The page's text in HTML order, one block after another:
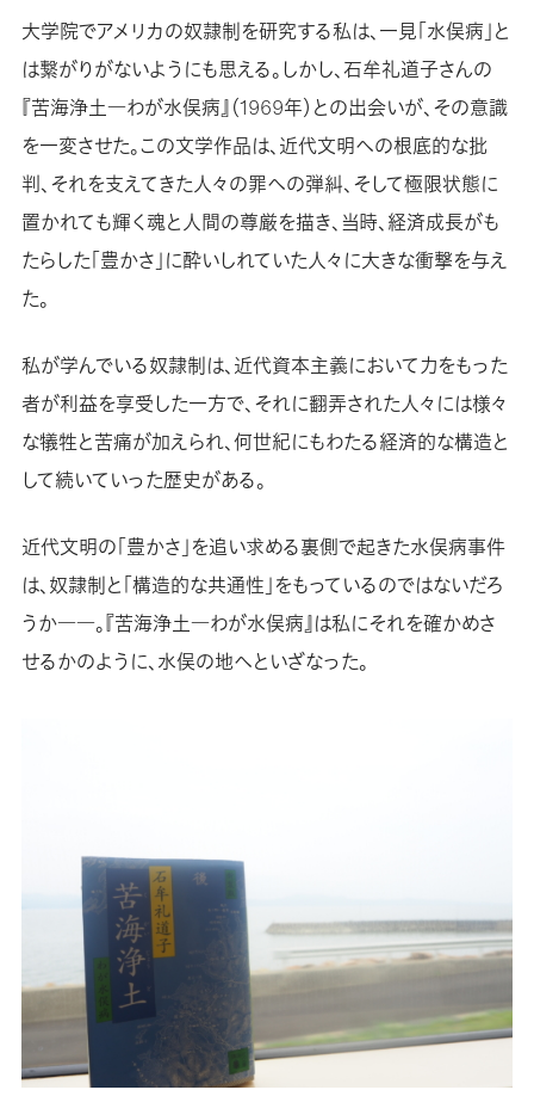
大学院でアメリカの奴隷制を研究する私は、一見「水俣病」と
は繋がりがないようにも思える。しかし、石牟礼道子さんの
『苦海浄土―わが水俣病』（1969年）との出会いが、その意識
を一変させた。この文学作品は、近代文明への根底的な批
判、それを支えてきた人々の罪への弾糾、そして極限状態に
置かれても輝く魂と人間の尊厳を描き、当時、経済成長がも
たらした「豊かさ」に酔いしれていた人々に大きな衝撃を与え
た。
私が学んでいる奴隷制は、近代資本主義において力をもった
者が利益を享受した一方で、それに翻弄された人々には様々
な犠牲と苦痛が加えられ、何世紀にもわたる経済的な構造と
して続いていった歴史がある。
近代文明の「豊かさ」を追い求める裏側で起きた水俣病事件
は、奴隷制と「構造的な共通性」をもっているのではないだろ
うか――。『苦海浄土―わが水俣病』は私にそれを確かめさ
せるかのように、水俣の地へといざなった。